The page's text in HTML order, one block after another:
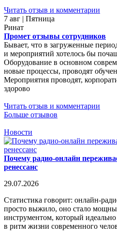
Читать отзыв и комментарии
7 авг | Пятница
Ринат
Промет отзывы сотрудников
Бывает, что в загруженные
и мероприятий хотелось бы
Оборудование в основном
новые процессы, проводят
Мероприятия проводят,
здорово
Читать отзыв и комментарии
Больше отзывов
Новости
Почему радио-онлайн
ренессанс
29.07.2026
Статистика говорит: онлайн-
просто выжило, оно стало
инструментом, который идеально
в ритм жизни современного